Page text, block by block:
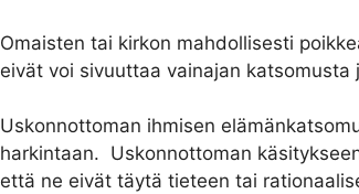
Omaisten tai kirkon mahdollisesti
eivät voi sivuuttaa vainajan katsomusta
Uskonnottoman ihmisen
harkintaan. Uskonnottoman
että ne eivät täytä tieteen tai